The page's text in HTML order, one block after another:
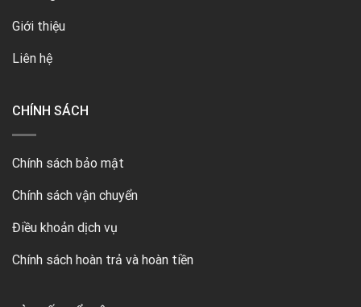
Giới thiệu
Liên hệ
CHÍNH SÁCH
Chính sách bảo mật
Chính sách vận chuyển
Điều khoản dịch vụ
Chính sách hoàn trả và hoàn tiền